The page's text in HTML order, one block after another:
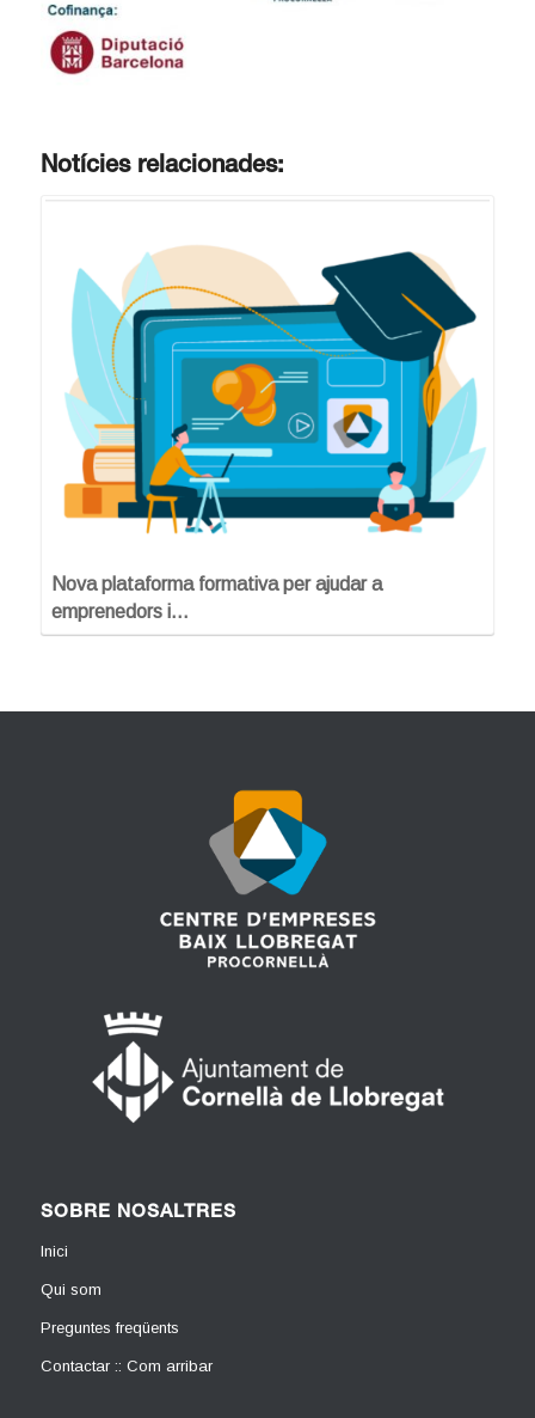
Notícies relacionades:
Nova plataforma formativa per ajudar a
emprenedors i…
SOBRE NOSALTRES
Inici
Qui som
Preguntes freqüents
Contactar :: Com arribar